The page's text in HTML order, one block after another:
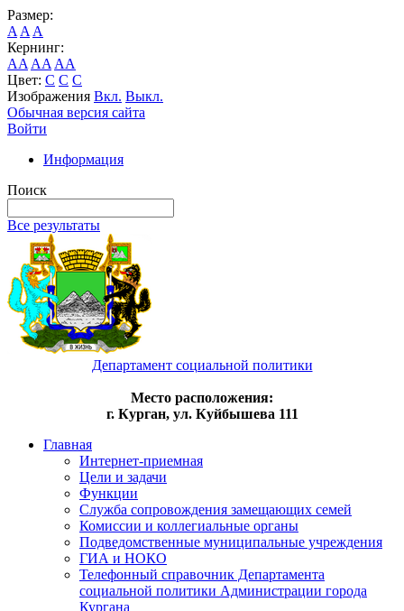
Размер:
A A A
Кернинг:
AA AA AA
Цвет: C C C
Изображения Вкл. Выкл.
Обычная версия сайта
Войти
Информация
Поиск
Все результаты
Департамент социальной политики
Место расположения:
г. Курган, ул. Куйбышева 111
Главная
Интернет-приемная
Цели и задачи
Функции
Служба сопровождения замещающих семей
Комиссии и коллегиальные органы
Подведомственные муниципальные учреждения
ГИА и НОКО
Телефонный справочник Департамента
социальной политики Администрации города
Кургана